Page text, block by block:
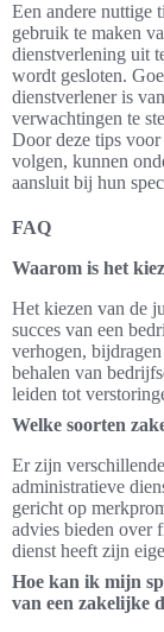
Een andere nuttige
gebruik te maken
dienstverlening uit
wordt gesloten.
dienstverlener is
verwachtingen te
Door deze tips voor
volgen, kunnen
aansluit bij hun
FAQ
Waarom is het
Het kiezen van de
succes van een
verhogen,
behalen van
leiden tot
Welke soorten
Er zijn
administratieve
gericht op
advies bieden over
dienst heeft zijn
Hoe kan ik mijn
van een zakelijke